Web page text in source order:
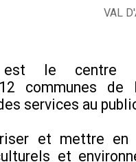
VAL
le centre
communes
services au
et mettre en
et